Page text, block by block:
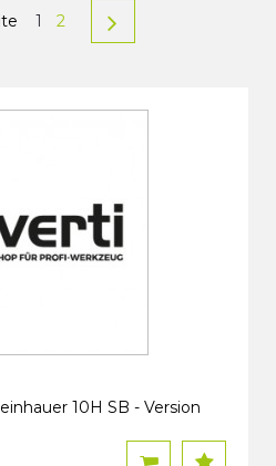
1 2
10H SB - Version